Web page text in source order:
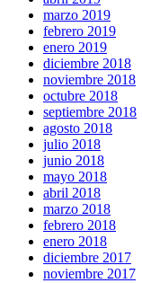
marzo 2019
febrero 2019
enero 2019
diciembre 2018
noviembre 2018
octubre 2018
septiembre 2018
agosto 2018
julio 2018
junio 2018
mayo 2018
abril 2018
marzo 2018
febrero 2018
enero 2018
diciembre 2017
noviembre 2017